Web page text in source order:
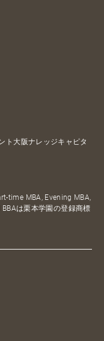
ト大阪ナレッジキャピタ
time MBA, Evening MBA,
は栗本学園の登録商標